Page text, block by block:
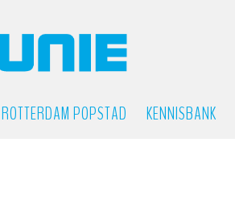
ROTTERDAM POPSTAD KENNISBANK